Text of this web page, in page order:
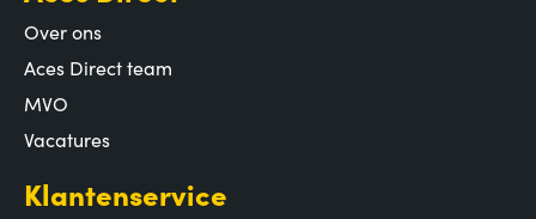
Over ons
Aces Direct team
MVO
Vacatures
Klantenservice